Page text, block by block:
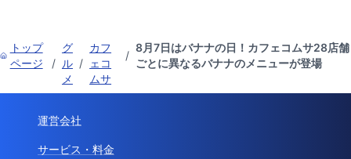
トップ
ページ
/
グ
ル
メ
/
カフ
ェコ
ムサ
/
8月7日はバナナの日！カフェコムサ28店舗
ごとに異なるバナナのメニューが登場
運営会社
サービス・料金